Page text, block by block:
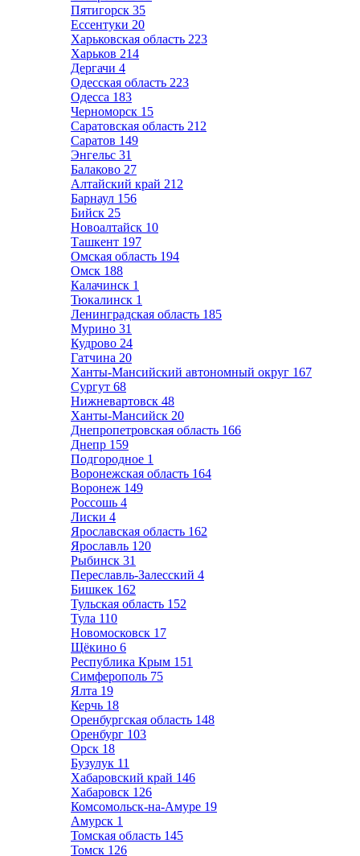
Пятигорск 35
Ессентуки 20
Харьковская область 223
Харьков 214
Дергачи 4
Одесская область 223
Одесса 183
Черноморск 15
Саратовская область 212
Саратов 149
Энгельс 31
Балаково 27
Алтайский край 212
Барнаул 156
Бийск 25
Новоалтайск 10
Ташкент 197
Омская область 194
Омск 188
Калачинск 1
Тюкалинск 1
Ленинградская область 185
Мурино 31
Кудрово 24
Гатчина 20
Ханты-Мансийский автономный округ 167
Сургут 68
Нижневартовск 48
Ханты-Мансийск 20
Днепропетровская область 166
Днепр 159
Подгородное 1
Воронежская область 164
Воронеж 149
Россошь 4
Лиски 4
Ярославская область 162
Ярославль 120
Рыбинск 31
Переславль-Залесский 4
Бишкек 162
Тульская область 152
Тула 110
Новомосковск 17
Щёкино 6
Республика Крым 151
Симферополь 75
Ялта 19
Керчь 18
Оренбургская область 148
Оренбург 103
Орск 18
Бузулук 11
Хабаровский край 146
Хабаровск 126
Комсомольск-на-Амуре 19
Амурск 1
Томская область 145
Томск 126